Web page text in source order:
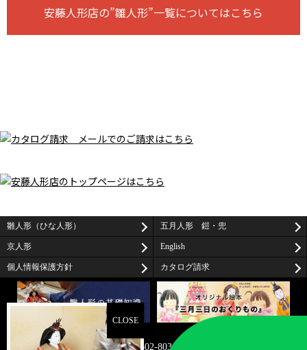
安藤人形店の”雛人形”一覧についてはこちら
雛人形（ひな人形） 五月人形 鎧・兜
京人形 English
個人情報保護方針 カタログ請求
〒602-8034